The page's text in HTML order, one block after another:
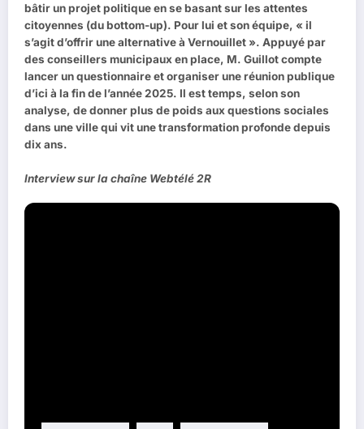
bâtir un projet politique en se basant sur les attentes
citoyennes (du bottom-up). Pour lui et son équipe, « il
s’agit d’offrir une alternative à Vernouillet ». Appuyé par
des conseillers municipaux en place, M. Guillot compte
lancer un questionnaire et organiser une réunion publique
d’ici à la fin de l’année 2025. Il est temps, selon son
analyse, de donner plus de poids aux questions sociales
dans une ville qui vit une transformation profonde depuis
dix ans.
Interview sur la chaîne Webtélé 2R